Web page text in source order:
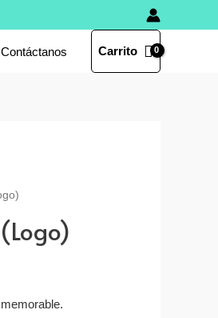
Contáctanos Carrito